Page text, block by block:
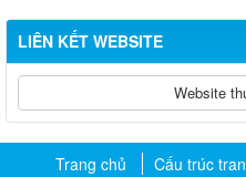
LIÊN KẾT WEBSITE
Website
Trang chủ Cấu trúc